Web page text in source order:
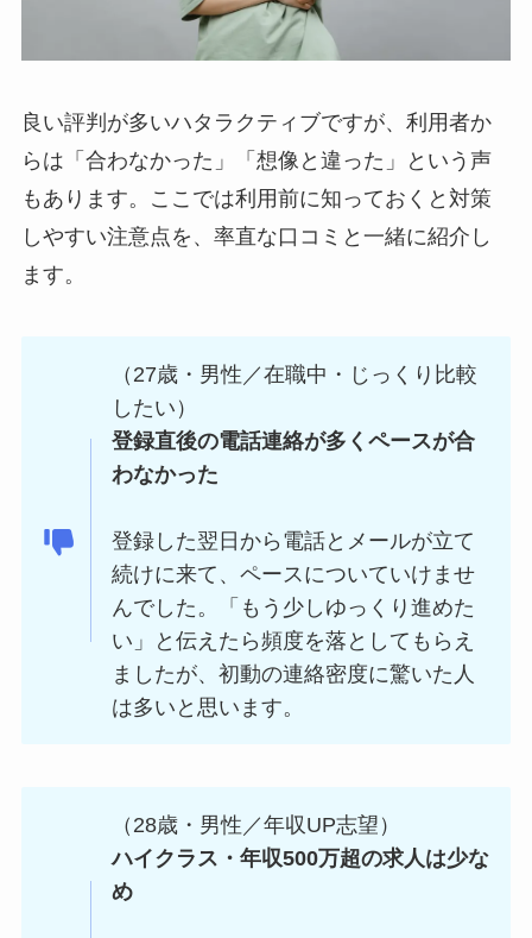
良い評判が多いハタラクティブですが、利用者か
らは「合わなかった」「想像と違った」という声
もあります。ここでは利用前に知っておくと対策
しやすい注意点を、率直な口コミと一緒に紹介し
ます。
（27歳・男性／在職中・じっくり比較
したい）
登録直後の電話連絡が多くペースが合
わなかった
登録した翌日から電話とメールが立て
続けに来て、ペースについていけませ
んでした。「もう少しゆっくり進めた
い」と伝えたら頻度を落としてもらえ
ましたが、初動の連絡密度に驚いた人
は多いと思います。
（28歳・男性／年収UP志望）
ハイクラス・年収500万超の求人は少な
め